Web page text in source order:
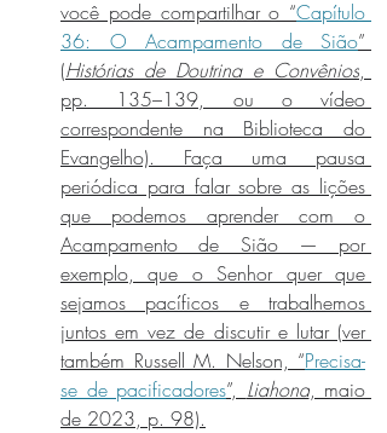
você pode compartilhar o “Capítulo
36: O Acampamento de Sião”
(Histórias de Doutrina e Convênios,
pp. 135–139, ou o vídeo
correspondente na Biblioteca do
Evangelho). Faça uma pausa
periódica para falar sobre as lições
que podemos aprender com o
Acampamento de Sião — por
exemplo, que o Senhor quer que
sejamos pacíficos e trabalhemos
juntos em vez de discutir e lutar (ver
também Russell M. Nelson, “Precisa-
se de pacificadores”, Liahona, maio
de 2023, p. 98).